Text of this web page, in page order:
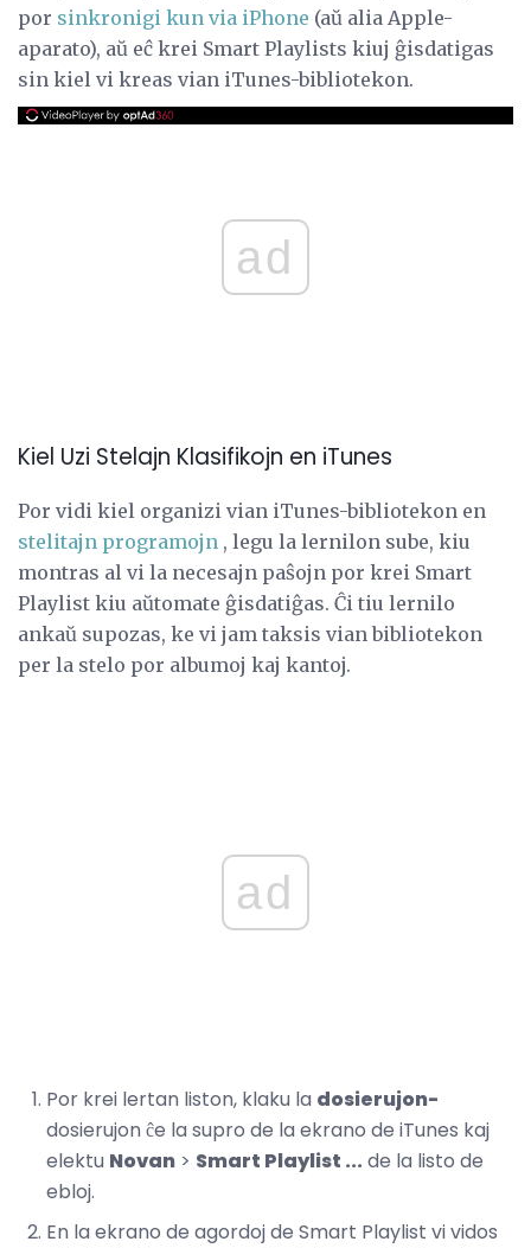
por sinkronigi kun via iPhone (aŭ alia Apple-
aparato), aŭ eĉ krei Smart Playlists kiuj ĝisdatigas
sin kiel vi kreas vian iTunes-bibliotekon.
ad
Kiel Uzi Stelajn Klasifikojn en iTunes
Por vidi kiel organizi vian iTunes-bibliotekon en
stelitajn programojn , legu la lernilon sube, kiu
montras al vi la necesajn paŝojn por krei Smart
Playlist kiu aŭtomate ĝisdatiĝas. Ĉi tiu lernilo
ankaŭ supozas, ke vi jam taksis vian bibliotekon
per la stelo por albumoj kaj kantoj.
ad
Por krei lertan liston, klaku la dosierujon-
dosierujon ĉe la supro de la ekrano de iTunes kaj
elektu Novan > Smart Playlist ... de la listo de
ebloj.
En la ekrano de agordoj de Smart Playlist vi vidos